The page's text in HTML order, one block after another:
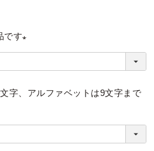
です
必
須
字、アルファベットは9文字まで